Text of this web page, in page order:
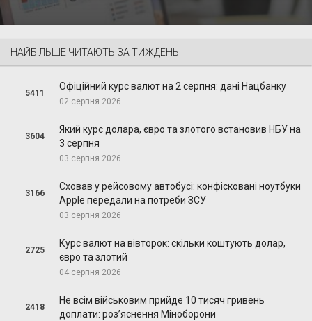
НАЙБІЛЬШЕ ЧИТАЮТЬ ЗА ТИЖДЕНЬ
5411
Офіційний курс валют на 2 серпня: дані Нацбанку
02 серпня 2026
3604
Який курс долара, євро та злотого встановив НБУ на
3 серпня
03 серпня 2026
3166
Сховав у рейсовому автобусі: конфісковані ноутбуки
Apple передали на потреби ЗСУ
03 серпня 2026
2725
Курс валют на вівторок: скільки коштують долар,
євро та злотий
04 серпня 2026
2418
Не всім військовим прийде 10 тисяч гривень
доплати: роз’яснення Міноборони